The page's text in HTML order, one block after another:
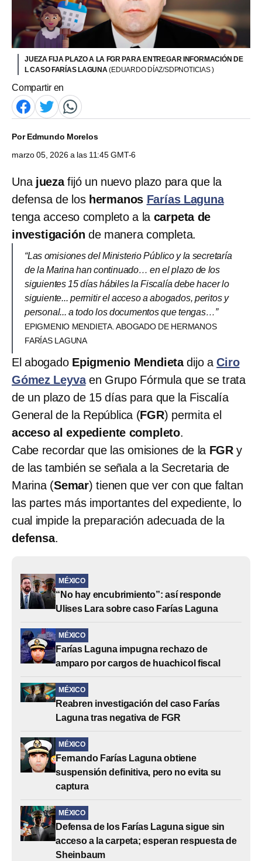
JUEZA FIJA PLAZO A LA FGR PARA ENTREGAR INFORMACIÓN DE
L CASO FARÍAS LAGUNA(EDUARDO DÍAZ/SDPNOTICIAS )
Compartir en
PorEdmundo Morelos
marzo 05, 2026 a las 11:45 GMT-6
Una juezafijó un nuevo plazo para que la
defensa de los hermanos Farías Laguna
tenga acceso completo a la carpeta de
investigación de manera completa.
“Las omisiones del Ministerio Público y la secretaría
de la Marina han continuado… en el plazo de los
siguientes 15 días hábiles la Fiscalía debe hacer lo
siguiente... permitir el acceso a abogados, peritos y
personal... a todo los documentos que tengas…”
EPIGMENIO MENDIETA. ABOGADO DE HERMANOS
FARÍAS LAGUNA
El abogadoEpigmenio Mendietadijo aCiro
Gómez Leyvaen Grupo Fórmula que se trata
de un plazo de 15 días para que la Fiscalía
General de la República (FGR) permita el
acceso al expediente completo.
Cabe recordar que las omisiones de la FGRy
de las también se señala a la Secretaria de
Marina (Semar) tienen que ver con que faltan
las partes más importantes del expediente, lo
cual impide la preparación adecuada de la
defensa.
MÉXICO
“No hay encubrimiento”: así responde
Ulises Lara sobre caso Farías Laguna
MÉXICO
Farías Laguna impugna rechazo de
amparo por cargos de huachicol fiscal
MÉXICO
Reabren investigación del caso Farías
Laguna tras negativa de FGR
MÉXICO
Fernando Farías Laguna obtiene
suspensión definitiva, pero no evita su
captura
MÉXICO
Defensa de los Farías Laguna sigue sin
acceso a la carpeta; esperan respuesta de
Sheinbaum